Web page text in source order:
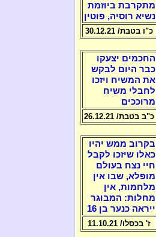
מתקרבת ביוזמת
נשיא רוסיה, פוטין
כ"ו בטבת/ 30.12.21
החכמים יצעקו
כבר היום לבקש
את המשיח ויזכו
לחבלי משיח
מרוככים
כ"ב בטבת/ 26.12.21
בקרוב ממש יהיו
כאלו שיזכו לקבל
חיי נצח בעולם
מופלא, שבו אין
מלחמות, אין
מחלות: המבוגר
ייראה כנער בן 16
ז' בכסלו/ 11.10.21